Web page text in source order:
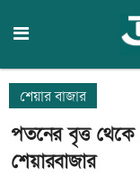
শেয়ার বাজার
পতনের বৃত্ত থেকে
শেয়ারবাজার